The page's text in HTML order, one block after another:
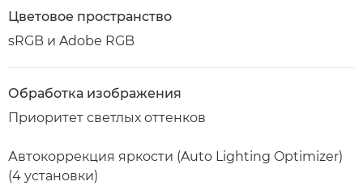
Цветовое пространство
sRGB и Adobe RGB
Обработка изображения
Приоритет светлых оттенков
Автокоррекция яркости (Auto Lighting Optimizer)
(4 установки)